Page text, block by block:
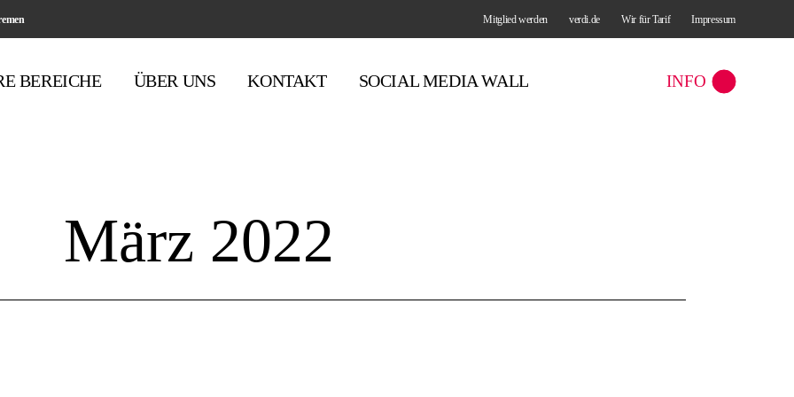
Mitglied werden verdi.de Wir für Tarif Impressum
BEREICHE ÜBER UNS KONTAKT SOCIAL MEDIA WALL INFO
März 2022